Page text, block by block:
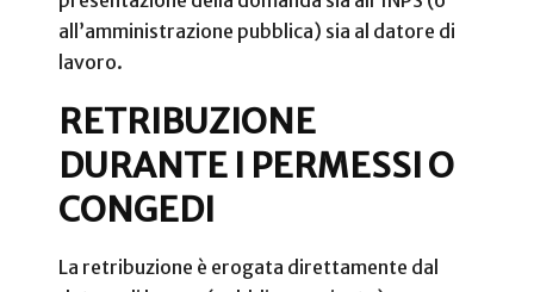
all’amministrazione pubblica) sia al datore di
lavoro.
RETRIBUZIONE
DURANTE I PERMESSI O
CONGEDI
La retribuzione è erogata direttamente dal